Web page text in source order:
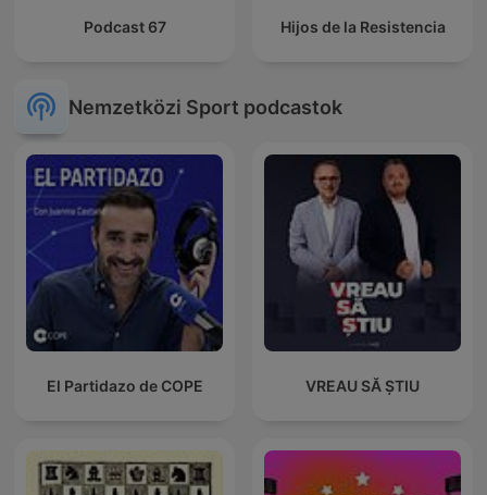
Podcast 67 Hijos de la Resistencia
Nemzetközi Sport podcastok
El Partidazo de COPE VREAU SĂ ȘTIU